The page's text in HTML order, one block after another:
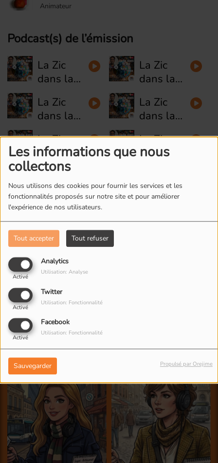
Les informations que nous
collectons
Nous utilisons des cookies pour fournir les services et les
fonctionnalités proposés sur notre site et pour améliorer
l'expérience de nos utilisateurs.
Tout accepter Tout refuser
Analytics
Activé
Utilisation: Analyse
Twitter
Activé
Utilisation: Fonctionnalité
Facebook
Activé
Utilisation: Fonctionnalité
Sauvegarder Propulsé par Orejime
Animateur
Podcast(s) de l’émission
La Zic
dans la
Invité
Nicolas
Titeux -
Sound
designer
La Zic
dans la
Invitée
Valérie
Tribord
La Zic
dans la
La samba
par la
voix
d'Ivone
La Zic
dans la
Melindji
La Zic
dans la
Soc #5 -
Brice
Wassy
La Zic
dans la
Thérèse
et jazz
L'ÉQUIPE DE RADIO M'S